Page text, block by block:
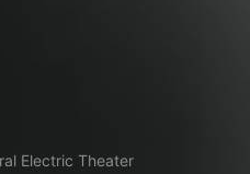
Electric Theater